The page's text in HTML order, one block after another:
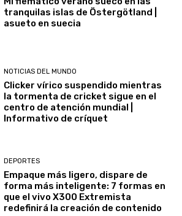
tranquilas islas de Östergötland |
asueto en suecia
NOTICIAS DEL MUNDO
Clicker vírico suspendido mientras
la tormenta de cricket sigue en el
centro de atención mundial |
Informativo de críquet
DEPORTES
Empaque más ligero, dispare de
forma más inteligente: 7 formas en
que el vivo X300 Extremista
redefinirá la creación de contenido